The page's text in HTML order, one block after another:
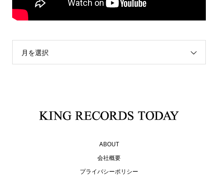
月を選択
ABOUT
会社概要
プライバシーポリシー